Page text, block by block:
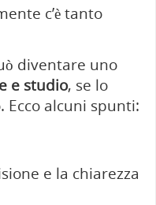
c’è tanto
diventare uno
e studio, se lo
Ecco alcuni spunti:
e la chiarezza